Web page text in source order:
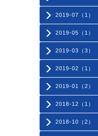
2019-07（1）
2019-05（1）
2019-03（3）
2019-02（1）
2019-01（2）
2018-12（1）
2018-10（2）